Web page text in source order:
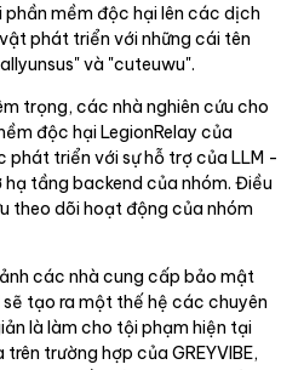
mềm độc hại lên các dịch
phát triển với những cái tên
và "cuteuwu".
trọng, các nhà nghiên cứu cho
độc hại LegionRelay của
phát triển với sự hỗ trợ của LLM -
tầng backend của nhóm. Điều
theo dõi hoạt động của nhóm
các nhà cung cấp bảo mật
tạo ra một thế hệ các chuyên
là làm cho tội phạm hiện tại
trường hợp của GREYVIBE,